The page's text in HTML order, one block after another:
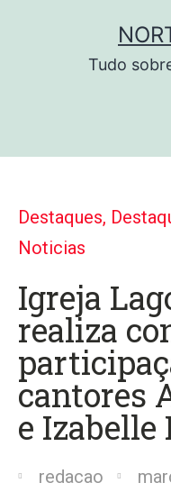
Tudo
Destaques,
Noticias
Igreja
realiza
cantores
e Izabelle
redacao